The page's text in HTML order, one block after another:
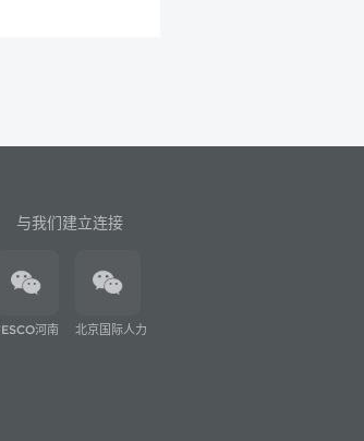
与我们建立连接
河南 北京国际人力